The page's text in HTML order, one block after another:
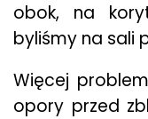
obok, na
byliśmy na sali
Więcej
opory przed